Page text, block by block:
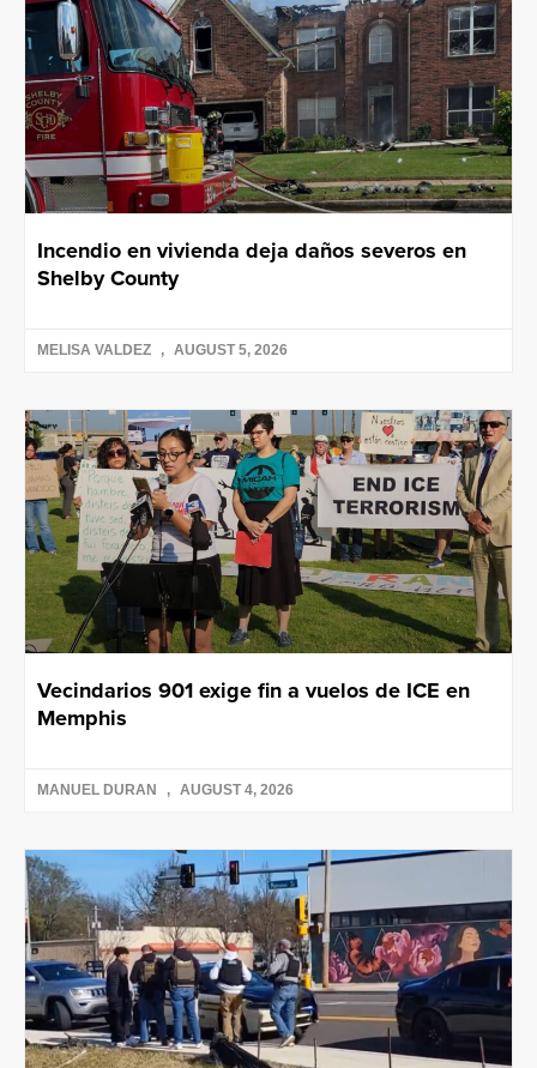
Incendio en vivienda deja daños severos en
Shelby County
MELISA VALDEZ AUGUST 5, 2026
Vecindarios 901 exige fin a vuelos de ICE en
Memphis
MANUEL DURAN AUGUST 4, 2026